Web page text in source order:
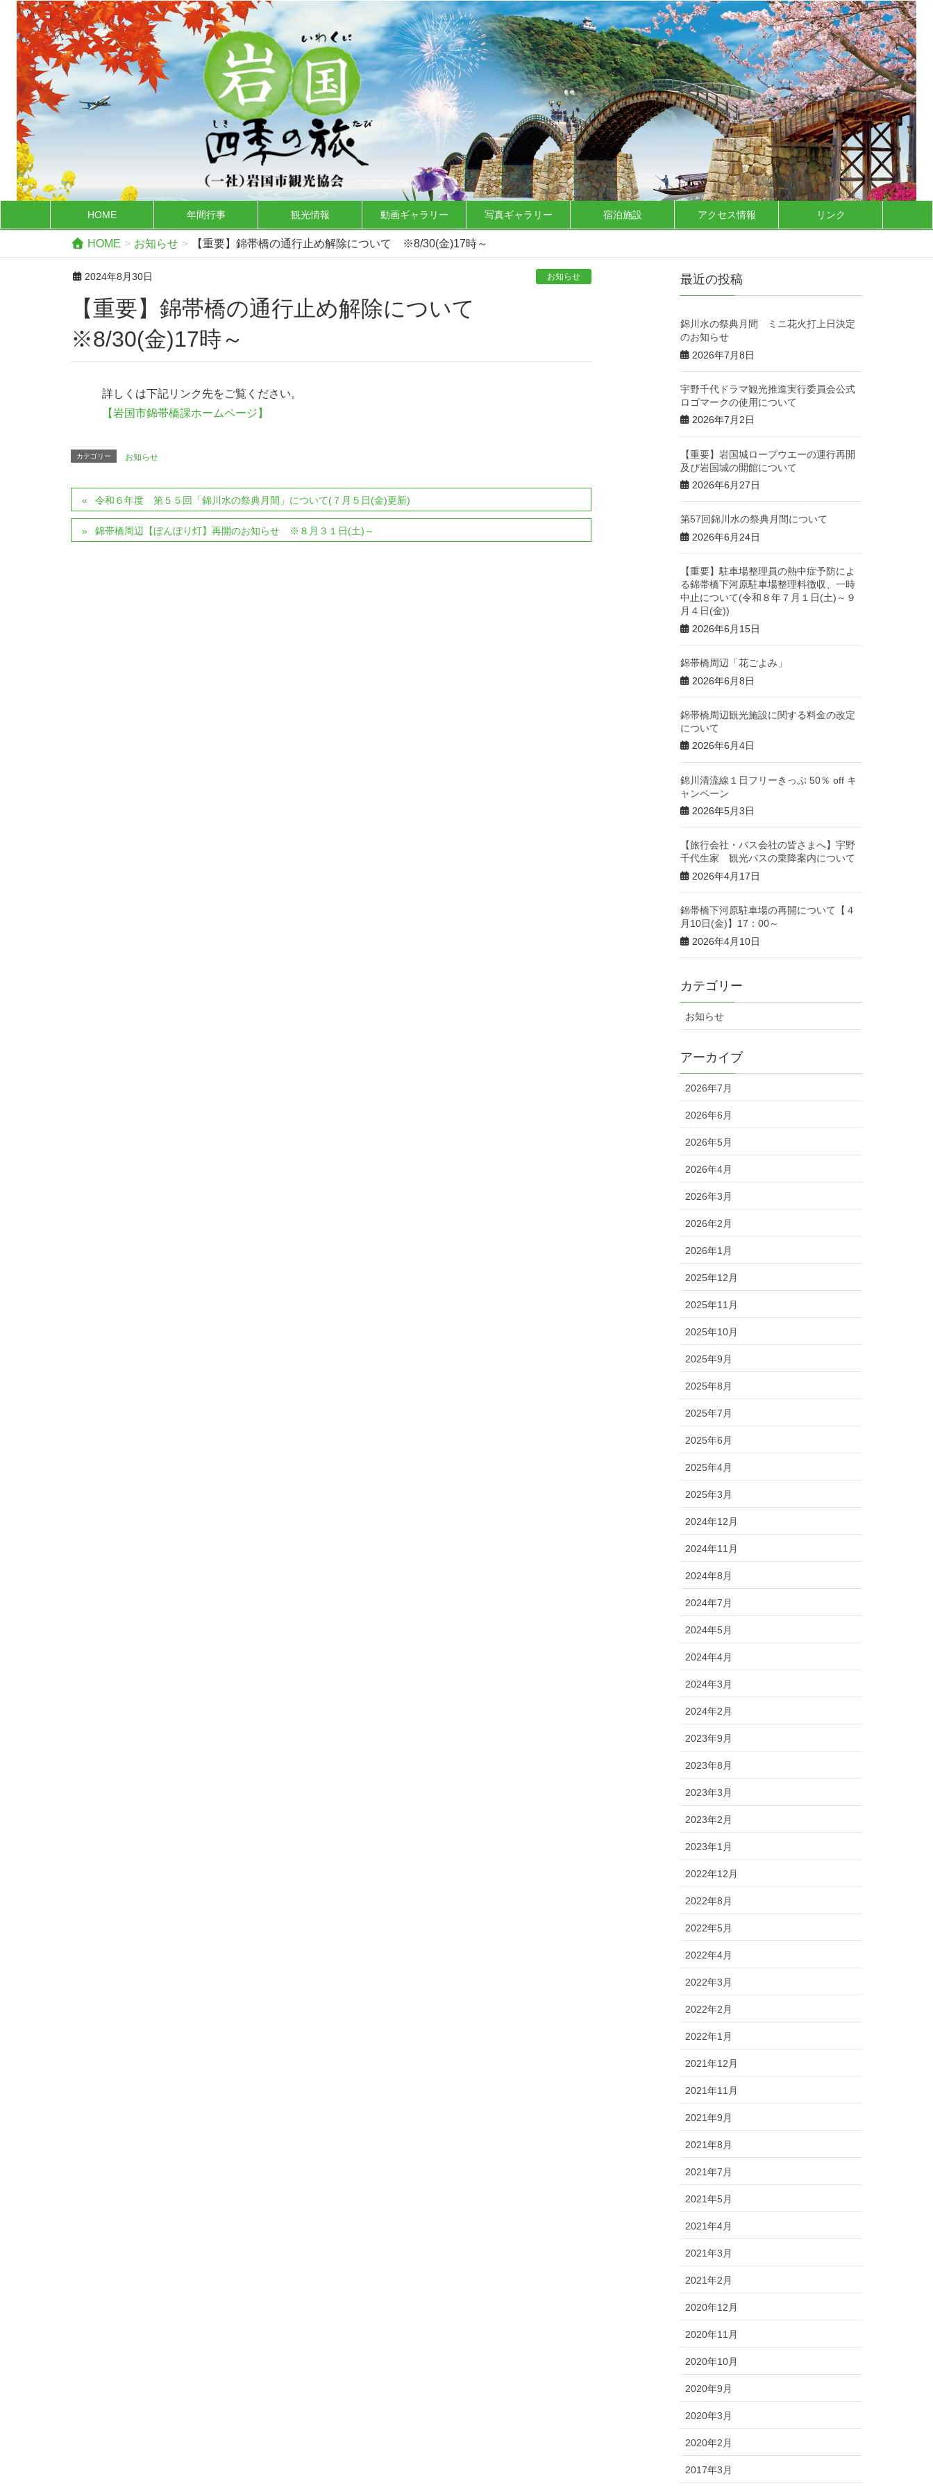
HOME 年間行事 観光情報 動画ギャラリー 写真ギャラリー 宿泊施設 アクセス情報 リンク
HOME お知らせ 【重要】錦帯橋の通行止め解除について ※8/30(金)17時～
2024年8月30日 お知らせ
【重要】錦帯橋の通行止め解除について
※8/30(金)17時～
詳しくは下記リンク先をご覧ください。
【岩国市錦帯橋課ホームページ】
カテゴリー お知らせ
令和６年度 第５５回「錦川水の祭典月間」について(７月５日(金)更新)
錦帯橋周辺【ぼんぼり灯】再開のお知らせ ※８月３１日(土)～
最近の投稿
錦川水の祭典月間 ミニ花火打上日決定
のお知らせ
2026年7月8日
宇野千代ドラマ観光推進実行委員会公式
ロゴマークの使用について
2026年7月2日
【重要】岩国城ロープウエーの運行再開
及び岩国城の開館について
2026年6月27日
第57回錦川水の祭典月間について
2026年6月24日
【重要】駐車場整理員の熱中症予防によ
る錦帯橋下河原駐車場整理料徴収、一時
中止について(令和８年７月１日(土)～９
月４日(金))
2026年6月15日
錦帯橋周辺「花ごよみ」
2026年6月8日
錦帯橋周辺観光施設に関する料金の改定
について
2026年6月4日
錦川清流線１日フリーきっぷ 50％ off キ
ャンペーン
2026年5月3日
【旅行会社・バス会社の皆さまへ】宇野
千代生家 観光バスの乗降案内について
2026年4月17日
錦帯橋下河原駐車場の再開について【４
月10日(金)】17：00～
2026年4月10日
カテゴリー
お知らせ
アーカイブ
2026年7月
2026年6月
2026年5月
2026年4月
2026年3月
2026年2月
2026年1月
2025年12月
2025年11月
2025年10月
2025年9月
2025年8月
2025年7月
2025年6月
2025年4月
2025年3月
2024年12月
2024年11月
2024年8月
2024年7月
2024年5月
2024年4月
2024年3月
2024年2月
2023年9月
2023年8月
2023年3月
2023年2月
2023年1月
2022年12月
2022年8月
2022年5月
2022年4月
2022年3月
2022年2月
2022年1月
2021年12月
2021年11月
2021年9月
2021年8月
2021年7月
2021年5月
2021年4月
2021年3月
2021年2月
2020年12月
2020年11月
2020年10月
2020年9月
2020年3月
2020年2月
2017年3月